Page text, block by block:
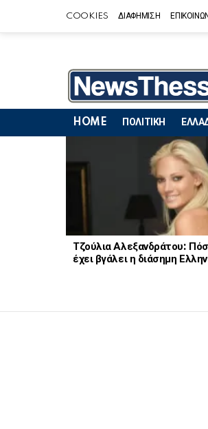
COOKIES ΔΙΑΦΗΜΙΣΗ
HOME ΠΟΛΙΤΙΚΗ
Τζούλια Αλεξανδράτου:
έχει βγάλει η διάσημη